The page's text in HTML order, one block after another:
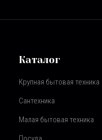
Каталог
Крупная бытовая техника
Сантехника
Малая бытовая техника